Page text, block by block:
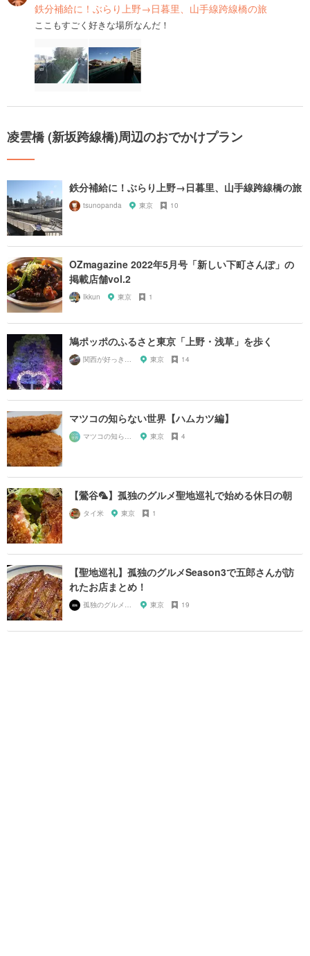
鉄分補給に！ぶらり上野→日暮里、山手線跨線橋の旅
ここもすごく好きな場所なんだ！
凌雲橋 (新坂跨線橋)周辺のおでかけプラン
鉄分補給に！ぶらり上野→日暮里、山手線跨線橋の旅
tsunopanda 東京 10
OZmagazine 2022年5月号「新しい下町さんぽ」の
掲載店舗vol.2
Ikkun 東京 1
鳩ポッポのふるさと東京「上野・浅草」を歩く
関西が好っきゃねん 東京 14
マツコの知らない世界【ハムカツ編】
マツコの知らない世界マニア 東京 4
【鶯谷🦜】孤独のグルメ聖地巡礼で始める休日の朝
タイ米 東京 1
【聖地巡礼】孤独のグルメSeason3で五郎さんが訪
れたお店まとめ！
孤独のグルメ大好き芸人 東京 19